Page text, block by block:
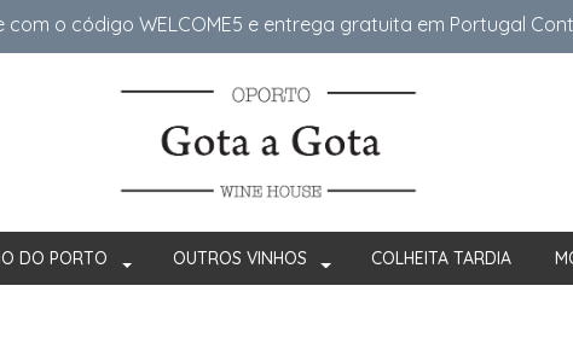
o código WELCOME5 e entrega gratuita em Portugal
DO PORTO OUTROS VINHOS COLHEITA TARDIA